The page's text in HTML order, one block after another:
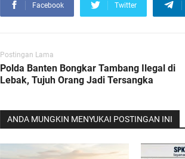
Facebook Twitter
Postingan Lama
Polda Banten Bongkar Tambang Ilegal di
Lebak, Tujuh Orang Jadi Tersangka
ANDA MUNGKIN MENYUKAI POSTINGAN INI